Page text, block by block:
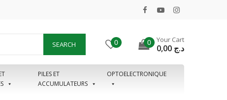
SEARCH 0 0 Your Cart
د.ج
PILES ET
ACCUMULATEURS
OPTOELECTRONIQUE